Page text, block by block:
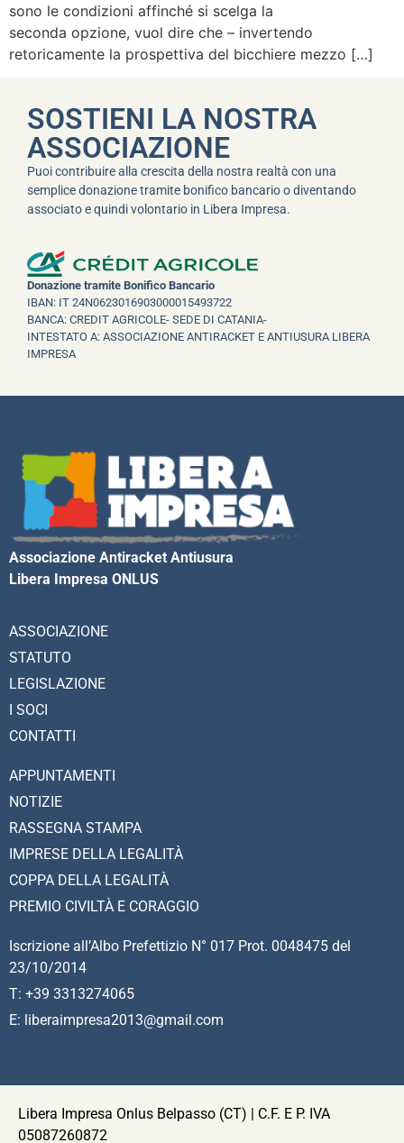
sono le condizioni affinché si scelga la
seconda opzione, vuol dire che – invertendo
retoricamente la prospettiva del bicchiere mezzo […]
SOSTIENI LA NOSTRA
ASSOCIAZIONE
Puoi contribuire alla crescita della nostra realtà con una
semplice donazione tramite bonifico bancario o diventando
associato e quindi volontario in Libera Impresa.
Donazione tramite Bonifico Bancario
IBAN: IT 24N0623016903000015493722
BANCA: CREDIT AGRICOLE- SEDE DI CATANIA-
INTESTATO A: ASSOCIAZIONE ANTIRACKET E ANTIUSURA LIBERA
IMPRESA
Associazione Antiracket Antiusura
Libera Impresa ONLUS
ASSOCIAZIONE
STATUTO
LEGISLAZIONE
I SOCI
CONTATTI
APPUNTAMENTI
NOTIZIE
RASSEGNA STAMPA
IMPRESE DELLA LEGALITÀ
COPPA DELLA LEGALITÀ
PREMIO CIVILTÀ E CORAGGIO
Iscrizione all’Albo Prefettizio N° 017 Prot. 0048475 del
23/10/2014
T: +39 3313274065
E: liberaimpresa2013@gmail.com
Libera Impresa Onlus Belpasso (CT) | C.F. E P. IVA
05087260872